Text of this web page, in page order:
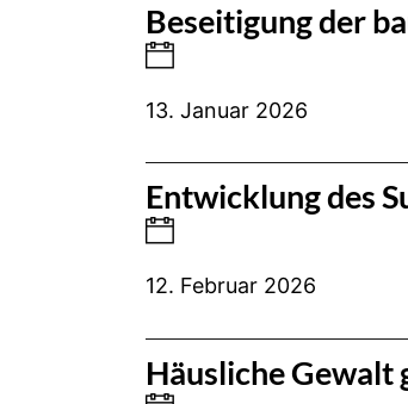
Beseitigung der
13. Januar 2026
Entwicklung des
12. Februar 2026
Häusliche Gewalt